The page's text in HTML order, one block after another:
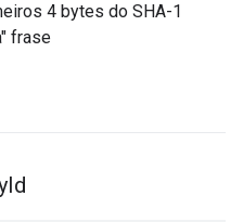
4 bytes do SHA-1
frase
Id